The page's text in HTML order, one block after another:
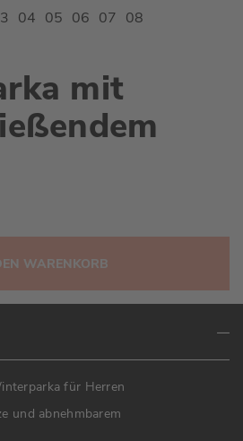
mit
WARENKORB
für Herren
und abnehmbarem